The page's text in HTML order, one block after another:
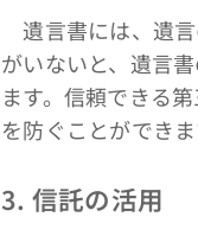
遺言書には、遺
がいないと、遺言
ます。信頼できる
を防ぐことができま
3. 信託の活用